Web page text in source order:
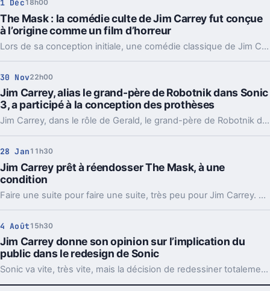
1 Déc 18h00
The Mask : la comédie culte de Jim Carrey fut conçue
à l’origine comme un film d’horreur
Lors de sa conception initiale, une comédie classique de Jim Carrey était en réalité envisagée comme un film d'horreur.
30 Nov22h00
Jim Carrey, alias le grand-père de Robotnik dans Sonic
3, a participé à la conception des prothèses
Jim Carrey, dans le rôle de Gerald, le grand-père de Robotnik dans Sonic 3, a montré un dévouement exceptionnel. Il s'est tellement immergé dans son personnage qu'il a participé à la conception des prothèses, ne négligeant aucun détail.
28 Jan 11h30
Jim Carrey prêt à réendosser The Mask, à une
condition
Faire une suite pour faire une suite, très peu pour Jim Carrey. Cependant, avec la bonne personne aux commandes, ce n'est pas exclu.
4 Août 15h30
Jim Carrey donne son opinion sur l’implication du
public dans le redesign de Sonic
Sonic va vite, très vite, mais la décision de redessiner totalement le hérisson après la fronde du public est peut-être survenue trop vite elle aussi. Jim Carrey, qui interprète le méchant Dr. Robotnik, donne son avis sur la question.